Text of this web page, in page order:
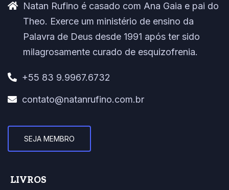
Natan Rufino é casado com Ana Gaia e pai do
Theo. Exerce um ministério de ensino da
Palavra de Deus desde 1991 após ter sido
milagrosamente curado de esquizofrenia.
+55 83 9.9967.6732
contato@natanrufino.com.br
SEJA MEMBRO
LIVROS